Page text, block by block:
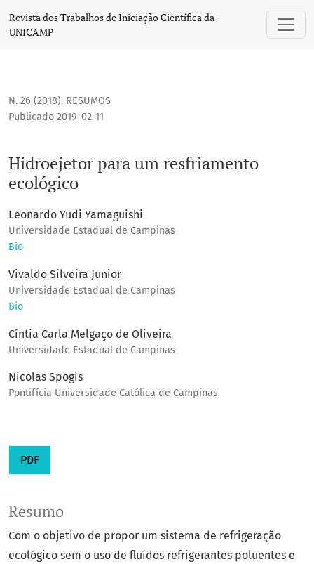
Revista dos Trabalhos de Iniciação Científica da
UNICAMP
N. 26 (2018), RESUMOS
Hidroejetor para um resfriamento
ecológico
Publicado 2019-02-11
Leonardo Yudi Yamaguishi
Universidade Estadual de Campinas
Bio
Vivaldo Silveira Junior
Universidade Estadual de Campinas
Bio
Cíntia Carla Melgaço de Oliveira
Universidade Estadual de Campinas
Nicolas Spogis
Pontifícia Universidade Católica de Campinas
PDF
Resumo
Com o objetivo de propor um sistema de refrigeração
ecológico sem o uso de fluídos refrigerantes poluentes e